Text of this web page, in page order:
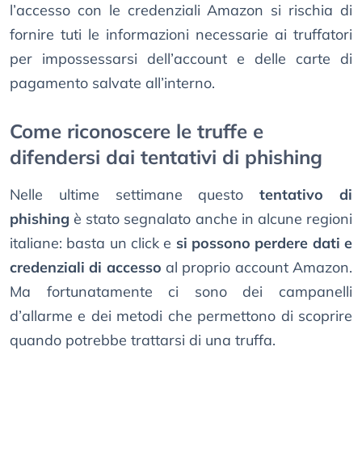
l’accesso con le credenziali Amazon si rischia di
fornire tuti le informazioni necessarie ai truffatori
per impossessarsi dell’account e delle carte di
pagamento salvate all’interno.
Come riconoscere le truffe e
difendersi dai tentativi di phishing
Nelle ultime settimane questotentativo di
phishing è stato segnalato anche in alcune regioni
italiane: basta un click e si possono perdere dati e
credenziali di accesso al proprio account Amazon.
Ma fortunatamente ci sono dei campanelli
d’allarme e dei metodi che permettono di scoprire
quando potrebbe trattarsi di una truffa.